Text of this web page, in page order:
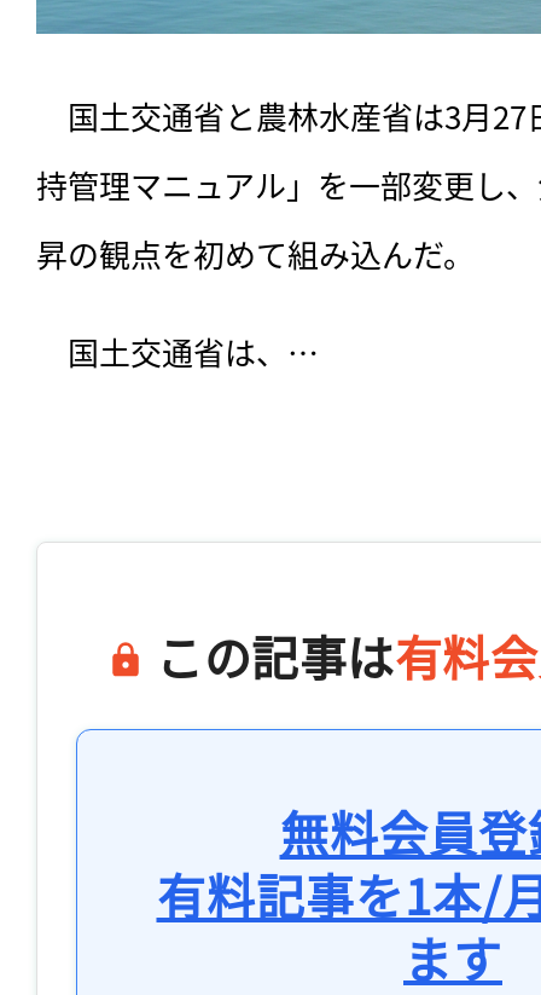
国土交通省と農林水産省は3月27
持管理マニュアル」を一部変更し
昇の観点を初めて組み込んだ。
国土交通省は、…
この記事は有料
無料会員
有料記事を1本/
ます